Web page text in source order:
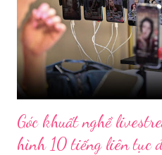
Góc khuất nghề
hình 10 tiếng liên tục